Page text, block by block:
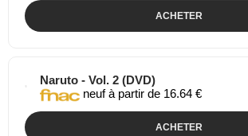
ACHETER
Naruto - Vol. 2 (DVD)
neuf à partir de 16.64 €
ACHETER